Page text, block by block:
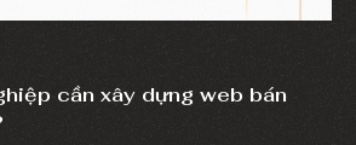
cần xây dựng web bán